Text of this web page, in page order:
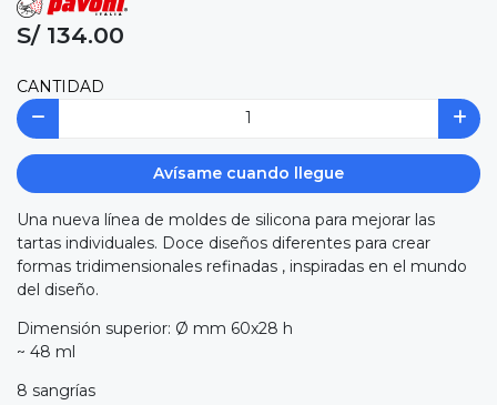
S/ 134.00
CANTIDAD
Avísame cuando llegue
Una nueva línea de moldes de silicona para mejorar las
tartas individuales. Doce diseños diferentes para crear
formas tridimensionales refinadas , inspiradas en el mundo
del diseño.
Dimensión superior: Ø mm 60x28 h
~ 48 ml
8 sangrías